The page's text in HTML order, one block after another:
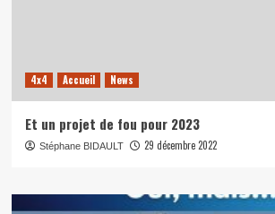
4x4 Accueil News
Et un projet de fou pour 2023
Stéphane BIDAULT 29 décembre 2022